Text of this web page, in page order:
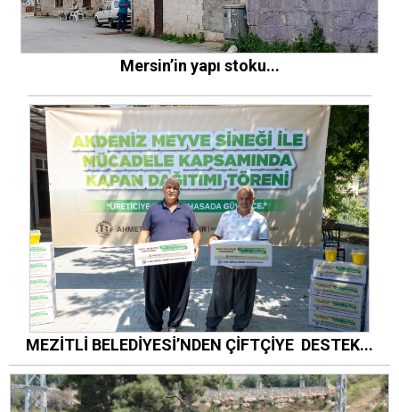
Mersin’in yapı stoku...
MEZİTLİ BELEDİYESİ’NDEN ÇİFTÇİYE DESTEK...